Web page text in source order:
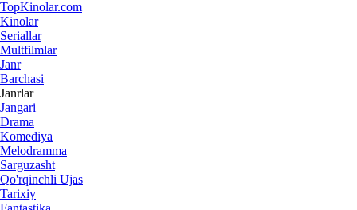
TopKinolar.com
Kinolar
Seriallar
Multfilmlar
Janr
Barchasi
Janrlar
Jangari
Drama
Komediya
Melodramma
Sarguzasht
Qo'rqinchli Ujas
Tarixiy